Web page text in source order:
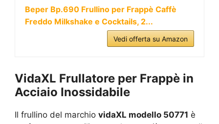
Beper Bp.690 Frullino per Frappè Caffè
Freddo Milkshake e Cocktails, 2...
Vedi offerta su Amazon
VidaXL Frullatore per Frappè in
Acciaio Inossidabile
Il frullino del marchio vidaXL modello 50771 è